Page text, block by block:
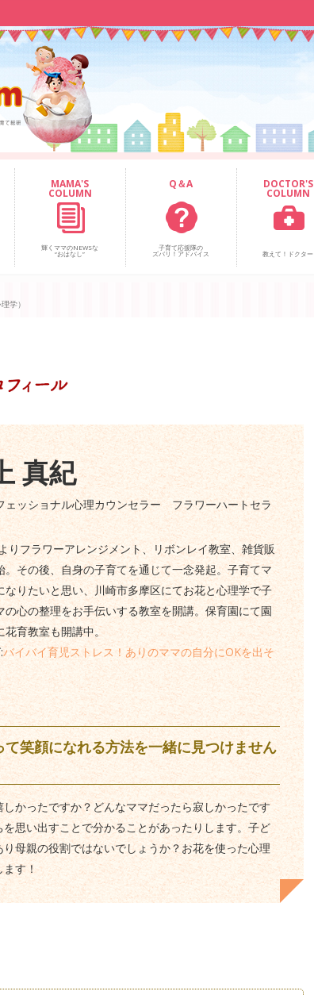
MAMA'S
COLUMN
輝くママのNEWSな
“おはなし”
Q＆A
子育て応援隊の
ズバリ！アドバイス
DOCTOR'S
COLUMN
教えて！ドクター
学）
真紀
ェッショナル心理カウンセラー フラワーハートセラ
りフラワーアレンジメント、リボンレイ教室、雑貨販
。その後、自身の子育てを通じて一念発起。子育てマ
なりたいと思い、川崎市多摩区にてお花と心理学で子
の心の整理をお手伝いする教室を開講。保育園にて園
花育教室も開講中。
バイバイ育児ストレス！ありのママの自分にOKを出そ
笑顔になれる方法を一緒に見つけません
かったですか？どんなママだったら寂しかったです
思い出すことで分かることがあったりします。子ど
母親の役割ではないでしょうか？お花を使った心理
ます！